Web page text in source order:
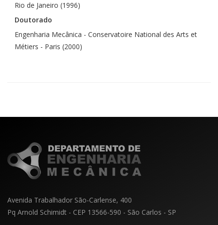
Rio de Janeiro (1996)
Doutorado
Engenharia Mecânica - Conservatoire National des Arts et
Métiers - Paris (2000)
Avenida Trabalhador São-Carlense, 400
Pq Arnold Schimidt - CEP 13566-590 - São Carlos - SP